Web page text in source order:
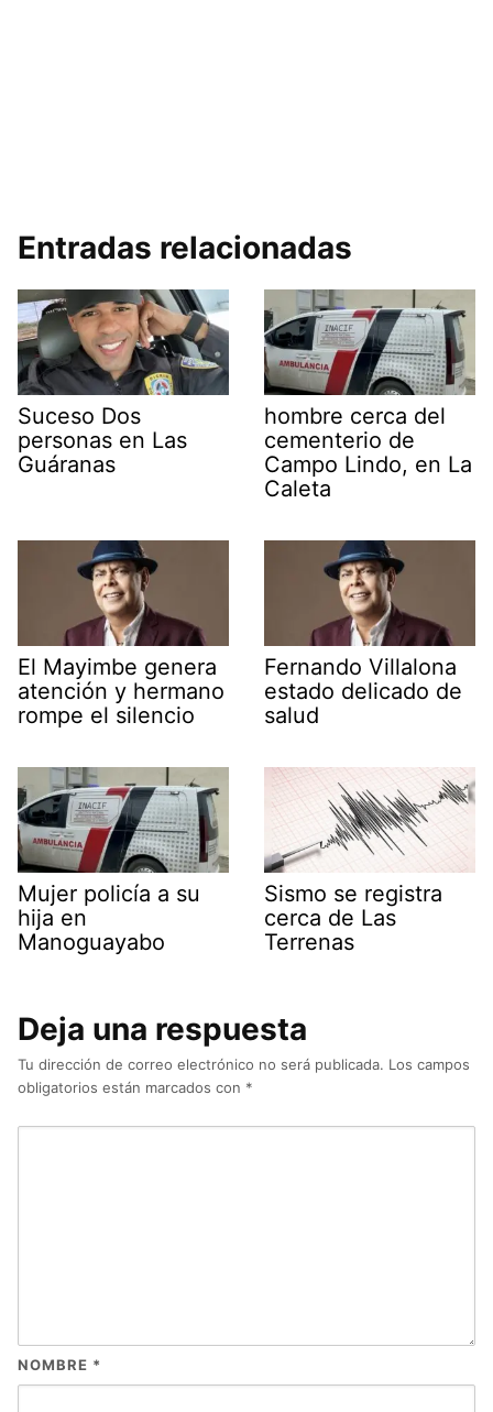
Entradas relacionadas
Suceso Dos
personas en Las
Guáranas
hombre cerca del
cementerio de
Campo Lindo, en La
Caleta
El Mayimbe genera
atención y hermano
rompe el silencio
Fernando Villalona
estado delicado de
salud
Mujer policía a su
hija en
Manoguayabo
Sismo se registra
cerca de Las
Terrenas
Deja una respuesta
Tu dirección de correo electrónico no será publicada. Los campos
obligatorios están marcados con *
NOMBRE *